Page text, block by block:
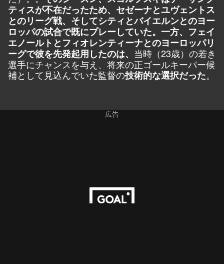
ティスが不在だったため、セゼーナとユヴェントス
とのリーグ戦、そしてシティとバイエルンとのヨー
ロッパの試合で既にプレーしていた。一方、フェイ
エノールトとフィオレンティーナとのヨーロッパリ
ーグで彼を先発起用したのは、 当時（23歳）の若き
選手にチャンスを与え、将来の正ゴールキーパー候
補として見込んでいた監督の技術的な選択だった。
広告